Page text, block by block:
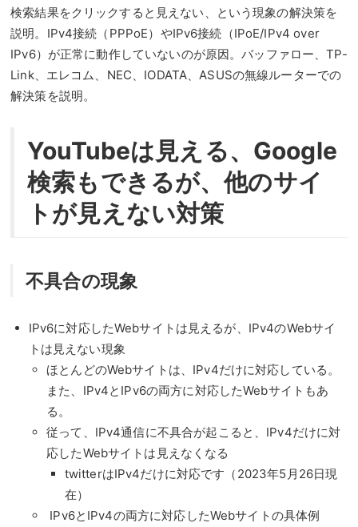
検索結果をクリックすると見えない、という現象の解決策を
説明。IPv4接続（PPPoE）やIPv6接続（IPoE/IPv4 over
IPv6）が正常に動作していないのが原因。バッファロー、TP-
Link、エレコム、NEC、IODATA、ASUSの無線ルーターでの
解決策を説明。
YouTubeは見える、Google
検索もできるが、他のサイ
トが見えない対策
不具合の現象
IPv6に対応したWebサイトは見えるが、IPv4のWebサイ
トは見えない現象
ほとんどのWebサイトは、IPv4だけに対応している。
また、IPv4とIPv6の両方に対応したWebサイトもあ
る。
従って、IPv4通信に不具合が起こると、IPv4だけに対
応したWebサイトは見えなくなる
twitterはIPv4だけに対応です（2023年5月26日現
在）
IPv6とIPv4の両方に対応したWebサイトの具体例